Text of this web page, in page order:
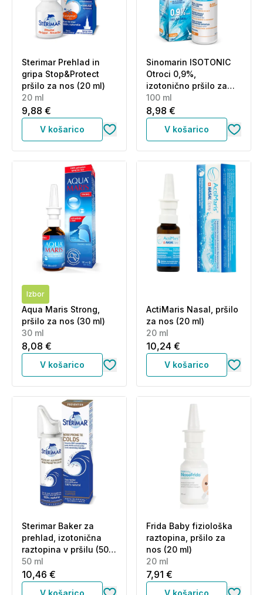
Sterimar Prehlad in
gripa Stop&Protect
pršilo za nos (20 ml)
20 ml
9,88 €
V košarico
Sinomarin ISOTONIC
Otroci 0,9%,
izotonično pršilo za
nos (100 ml)
100 ml
8,98 €
V košarico
Izbor
Aqua Maris Strong,
pršilo za nos (30 ml)
30 ml
8,08 €
V košarico
ActiMaris Nasal, pršilo
za nos (20 ml)
20 ml
10,24 €
V košarico
Sterimar Baker za
prehlad, izotonična
raztopina v pršilu (50
ml)
50 ml
10,46 €
V košarico
Frida Baby fiziološka
raztopina, pršilo za
nos (20 ml)
20 ml
7,91 €
V košarico